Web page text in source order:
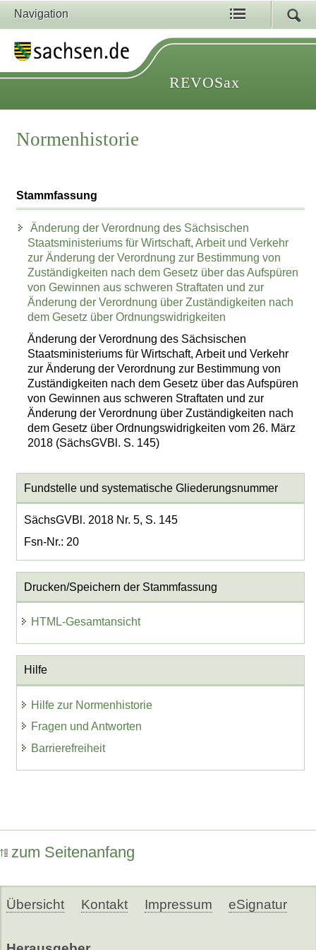
Navigation
REVOSax
Normenhistorie
Stammfassung
Änderung der Verordnung des Sächsischen
Staatsministeriums für Wirtschaft, Arbeit und Verkehr
zur Änderung der Verordnung zur Bestimmung von
Zuständigkeiten nach dem Gesetz über das Aufspüren
von Gewinnen aus schweren Straftaten und zur
Änderung der Verordnung über Zuständigkeiten nach
dem Gesetz über Ordnungswidrigkeiten
Änderung der Verordnung des Sächsischen
Staatsministeriums für Wirtschaft, Arbeit und Verkehr
zur Änderung der Verordnung zur Bestimmung von
Zuständigkeiten nach dem Gesetz über das Aufspüren
von Gewinnen aus schweren Straftaten und zur
Änderung der Verordnung über Zuständigkeiten nach
dem Gesetz über Ordnungswidrigkeiten vom 26. März
2018 (SächsGVBl. S. 145)
Fundstelle und systematische Gliederungsnummer
SächsGVBl. 2018 Nr. 5, S. 145
Fsn-Nr.: 20
Drucken/Speichern der Stammfassung
HTML-Gesamtansicht
Hilfe
Hilfe zur Normenhistorie
Fragen und Antworten
Barrierefreiheit
zum Seitenanfang
Übersicht Kontakt Impressum eSignatur